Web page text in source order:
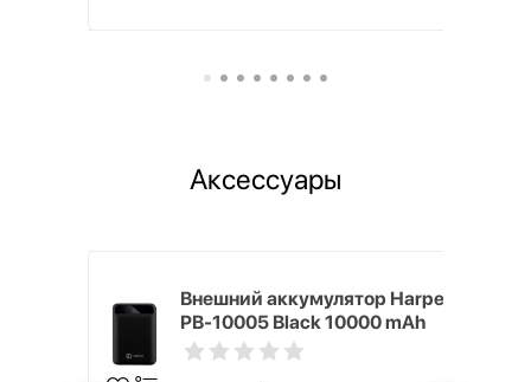
Аксессуары
Внешний аккумулятор Harper
PB-10005 Black 10000 mAh